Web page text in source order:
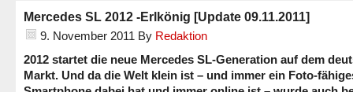
Mercedes SL 2012 -Erlkönig [Update 09.11.2011]
9. November 2011 By Redaktion
2012 startet die neue Mercedes SL-Generation auf dem
Markt. Und da die Welt klein ist – und immer ein Foto-